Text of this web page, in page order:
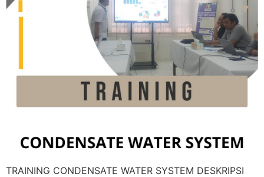
TRAINING CONDENSATE WATER SYSTEM DESKRIPSI